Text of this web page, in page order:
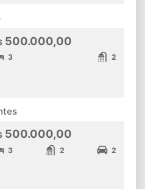
500.000,00
3 2
500.000,00
3 2 2